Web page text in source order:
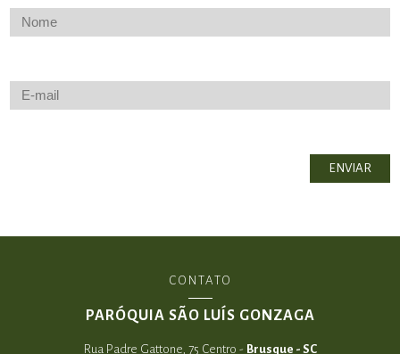
CONTATO
PARÓQUIA SÃO LUÍS GONZAGA
Rua Padre Gattone, 75 Centro - Brusque - SC